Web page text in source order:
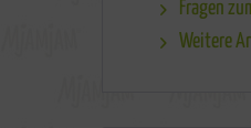
Fragen
Weitere